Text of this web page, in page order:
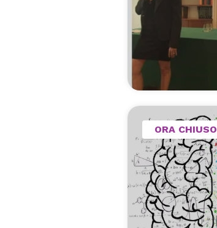
ORA CHIUSO